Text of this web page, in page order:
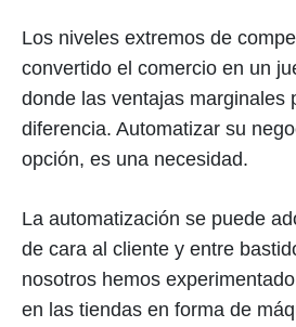
Los niveles extremos de
convertido el comercio en un
donde las ventajas marginales
diferencia. Automatizar su
opción, es una necesidad.
La automatización se puede
de cara al cliente y entre
nosotros hemos
en las tiendas en forma de